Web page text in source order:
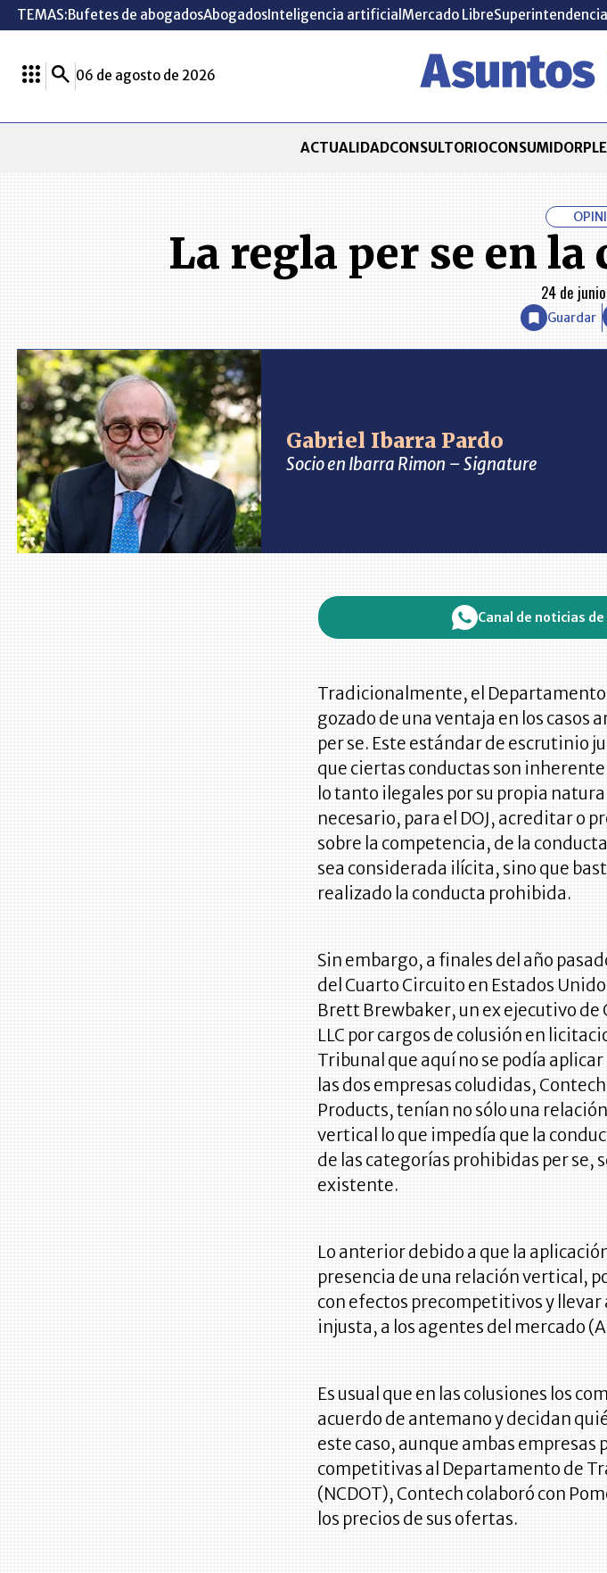
TEMAS:Bufetes de abogadosAbogadosInteligencia artificial Mercado Libre
06 de agosto de 2026
ACTUALIDADCONSULTORIOCONSUMIDOR
La regla per se en
24 de
Guardar
Gabriel Ibarra Pardo
Socio en Ibarra Rimon – Signature
Canal de noticias
Tradicionalmente, el Departamento
gozado de una ventaja en los casos
per se. Este estándar de escrutinio
que ciertas conductas son
lo tanto ilegales por su propia
necesario, para el DOJ, acreditar o
sobre la competencia, de la
sea considerada ilícita, sino que
realizado la conducta prohibida.
Sin embargo, a finales del año
del Cuarto Circuito en Estados
Brett Brewbaker, un ex ejecutivo
LLC por cargos de colusión en
Tribunal que aquí no se podía
las dos empresas coludidas,
Products, tenían no sólo una
vertical lo que impedía que la
de las categorías prohibidas per se,
existente.
Lo anterior debido a que la
presencia de una relación vertical,
con efectos precompetitivos y llevar
injusta, a los agentes del mercado
Es usual que en las colusiones los
acuerdo de antemano y decidan
este caso, aunque ambas
competitivas al Departamento de
(NCDOT), Contech colaboró con
los precios de sus ofertas.